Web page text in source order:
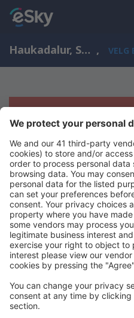
Haukadalur, Southern Region, Island , VELG
Beklager, søket ga
Prøv å søk etter andre kriterier
Copyright © eSkyTravel.no. Alle